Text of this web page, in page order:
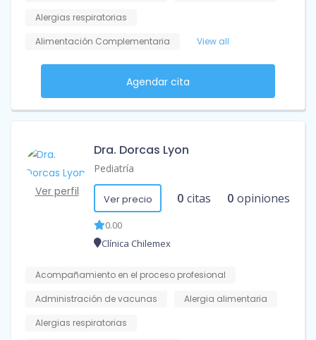
Alergias respiratorias
Alimentación Complementaria
View all
Agendar cita
Ver perfil
Dra. Dorcas Lyon
Pediatría
Ver precio 0 citas 0 opiniones
0.00
Clínica Chilemex
Acompañamiento en el proceso profesional
Administración de vacunas
Alergia alimentaria
Alergias respiratorias